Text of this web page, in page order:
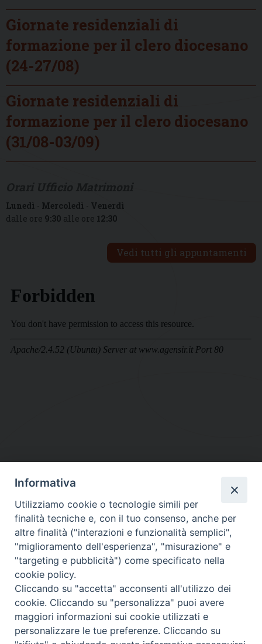
Giornate residenziali di
formazione per il clero diocesano
(24-27/08)
Giornate residenziali di
formazione per il clero diocesano
(31/08-03/09)
Lunedì - Mercoledì - Venerdì
dalle ore 9:30 alle ore 12:30
Vedi tutti gli appuntamenti
DIOCESI SUBURBICARIA DI ALBANO
Contatti:Tel.: 06.93268401 - Fax.: 06.9323844
E-mail:curia@diocesidialbano.it
Orari: dal Lunedì al Venerdì Ore: 9:00 - 13:00
Lunedì, Mercoledì e Venerdì, Ore 9:30 - 12:30
Informativa
Utilizziamo cookie o tecnologie simili per
finalità tecniche e, con il tuo consenso, anche per
altre finalità ("interazioni e funzionalità semplici",
"miglioramento dell'esperienza", "misurazione" e
"targeting e pubblicità") come specificato nella
cookie policy.
Cliccando su "accetta" acconsenti all'utilizzo dei
cookie. Cliccando su "personalizza" puoi avere
maggiori informazioni sui cookie utilizzati e
personalizzare le tue preferenze. Cliccando su